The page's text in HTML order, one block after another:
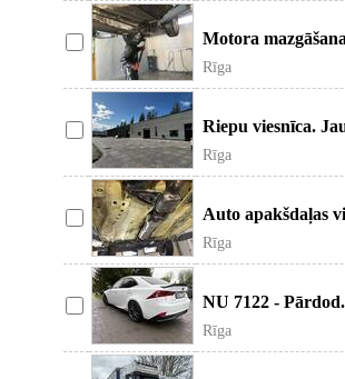
Motora
Rīga
Riepu viesnīca.
Rīga
Auto apakšdaļas
Rīga
NU 7122 -
Rīga